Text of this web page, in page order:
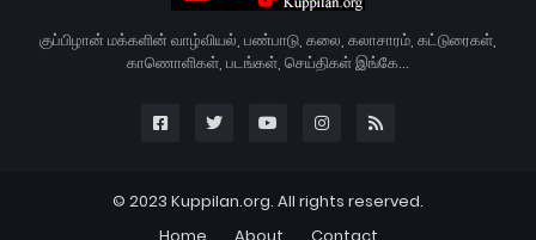
குப்பிழான் மக்களின் வாழ்வியல், பண்பாடு, கலை, கலாசாரம், கட்டுரைகள்,
காணொளிகள், படங்கள், செய்திகள் இங்கே...
© 2023 Kuppilan.org. All rights reserved.